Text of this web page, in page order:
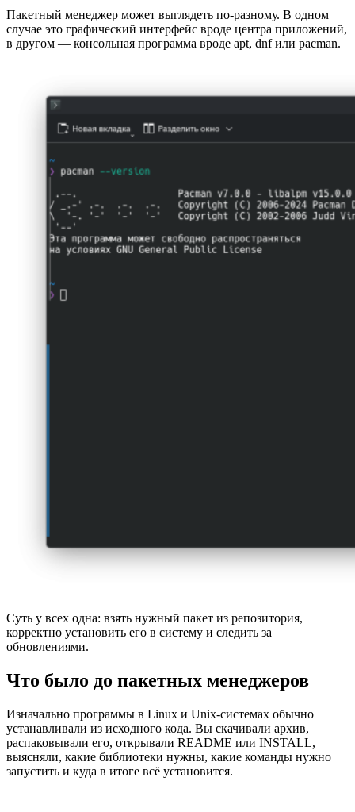
Пакетный менеджер может выглядеть по-разному. В одном
случае это графический интерфейс вроде центра приложений,
в другом — консольная программа вроде apt, dnfили pacman.
Суть у всех одна: взять нужный пакет из репозитория,
корректно установить его в систему и следить за
обновлениями.
Что было до пакетных менеджеров
Изначально программы в Linux и Unix-системах обычно
устанавливали из исходного кода. Вы скачивали архив,
распаковывали его, открывали README или INSTALL,
выясняли, какие библиотеки нужны, какие команды нужно
запустить и куда в итоге всё установится.